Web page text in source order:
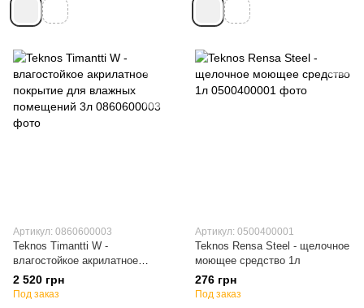
Артикул: 0860600003
Teknos Timantti W -
влагостойкое акрилатное
покрытие для влажных
помещений 3л
2 520 грн
Под заказ
Артикул: 0500400001
Teknos Rensa Steel - щелочное
моющее средство 1л
276 грн
Под заказ